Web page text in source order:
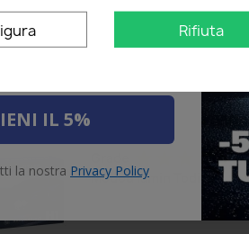
starstar
Modou lamin Todica
Rifiuta
IL 5%
la nostra Privacy Policy